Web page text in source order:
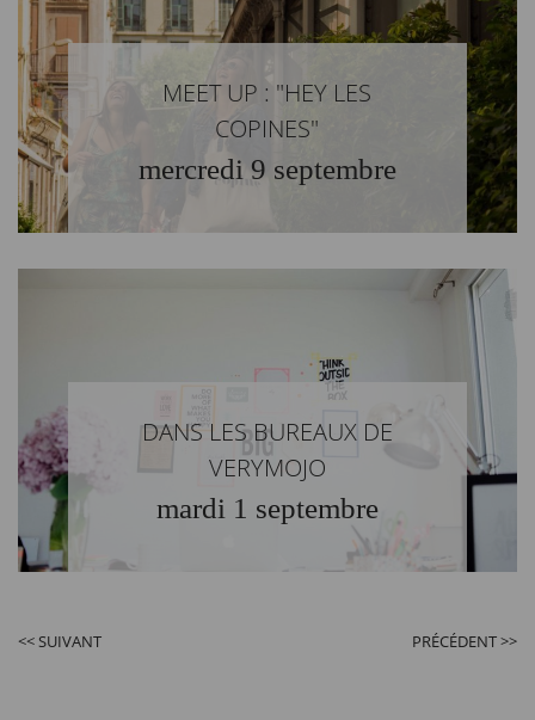
MEET UP : "HEY LES
COPINES"
mercredi 9 septembre
DANS LES BUREAUX DE
VERYMOJO
mardi 1 septembre
<< SUIVANT PRÉCÉDENT >>